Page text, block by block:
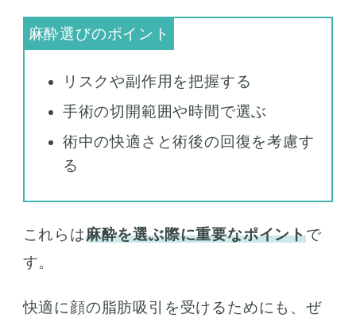
リスクや副作用を把握する
手術の切開範囲や時間で選ぶ
術中の快適さと術後の回復を考慮す
る
これらは麻酔を選ぶ際に重要なポイントで
す。
快適に顔の脂肪吸引を受けるためにも、ぜ